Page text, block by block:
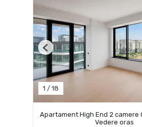
1 / 18
Previous
Apartament High End 2 camere
Vedere oras